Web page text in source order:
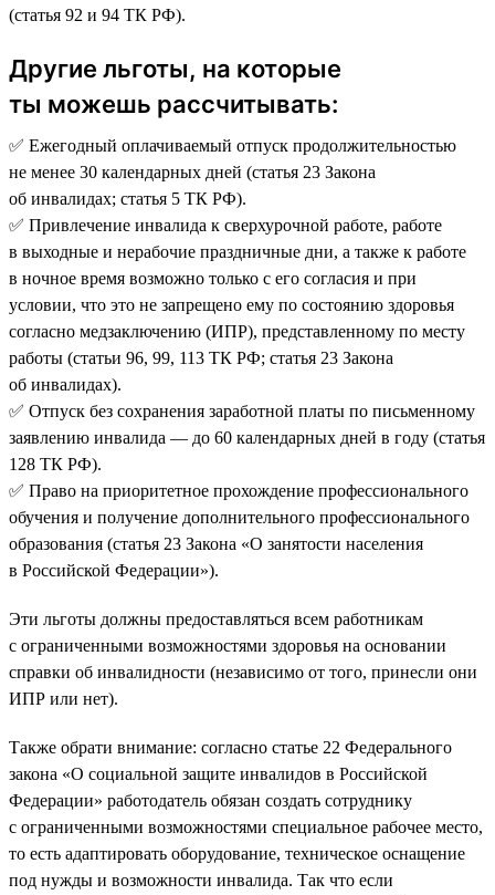
(статья 92 и 94 ТК РФ).
Другие льготы, на которые
ты можешь рассчитывать:
✅ Ежегодный оплачиваемый отпуск продолжительностью
не менее 30 календарных дней (статья 23 Закона
об инвалидах; статья 5 ТК РФ).
✅ Привлечение инвалида к сверхурочной работе, работе
в выходные и нерабочие праздничные дни, а также к работе
в ночное время возможно только с его согласия и при
условии, что это не запрещено ему по состоянию здоровья
согласно медзаключению (ИПР), представленному по месту
работы (статьи 96, 99, 113 ТК РФ; статья 23 Закона
об инвалидах).
✅ Отпуск без сохранения заработной платы по письменному
заявлению инвалида — до 60 календарных дней в году (статья
128 ТК РФ).
✅ Право на приоритетное прохождение профессионального
обучения и получение дополнительного профессионального
образования (статья 23 Закона «О занятости населения
в Российской Федерации»).
Эти льготы должны предоставляться всем работникам
с ограниченными возможностями здоровья на основании
справки об инвалидности (независимо от того, принесли они
ИПР или нет).
Также обрати внимание: согласно статье 22 Федерального
закона «О социальной защите инвалидов в Российской
Федерации» работодатель обязан создать сотруднику
с ограниченными возможностями специальное рабочее место,
то есть адаптировать оборудование, техническое оснащение
под нужды и возможности инвалида. Так что если